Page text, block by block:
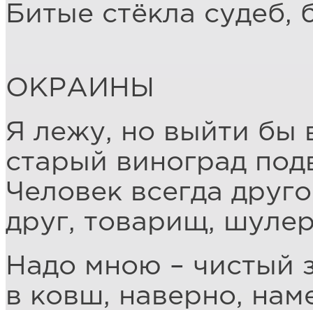
Битые стёкла судеб,
ОКРАИНЫ
Я лежу, но выйти бы
старый виноград
Человек всегда
друг, товарищ,
Надо мною – чистый
в ковш, наверно,